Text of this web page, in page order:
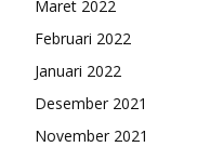
Maret 2022
Februari 2022
Januari 2022
Desember 2021
November 2021